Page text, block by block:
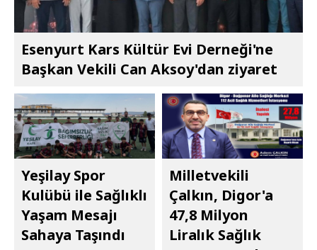
Esenyurt Kars Kültür Evi Derneği'ne
Başkan Vekili Can Aksoy'dan ziyaret
Yeşilay Spor
Kulübü ile Sağlıklı
Yaşam Mesajı
Sahaya Taşındı
Milletvekili
Çalkın, Digor'a
47,8 Milyon
Liralık Sağlık